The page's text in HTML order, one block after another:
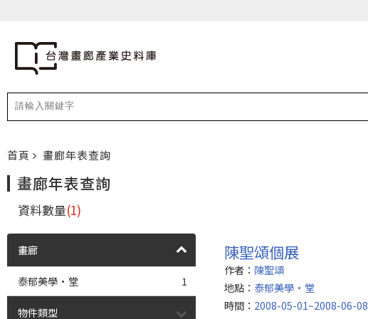
首頁 畫廊年表查詢
畫廊年表查詢
資料數量(1)
畫廊
泰郁美學·堂 1
物件類型
陳聖頌個展
作者： 陳聖頌
地點： 泰郁美學·堂
時間： 2008-05-01~2008-06-08